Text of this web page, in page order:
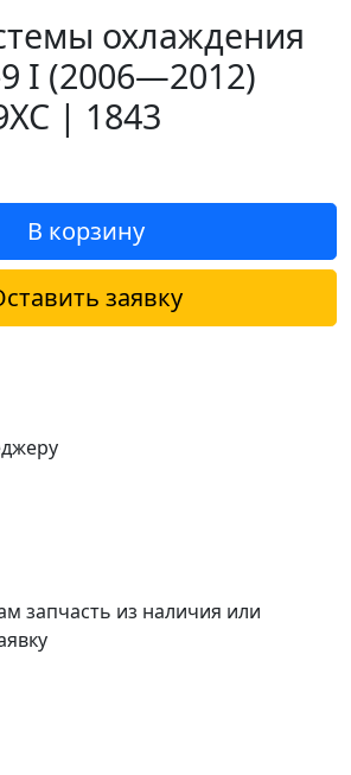
охлаждения
I (2006—2012)
| 1843
В корзину
заявку
запчасть из наличия или